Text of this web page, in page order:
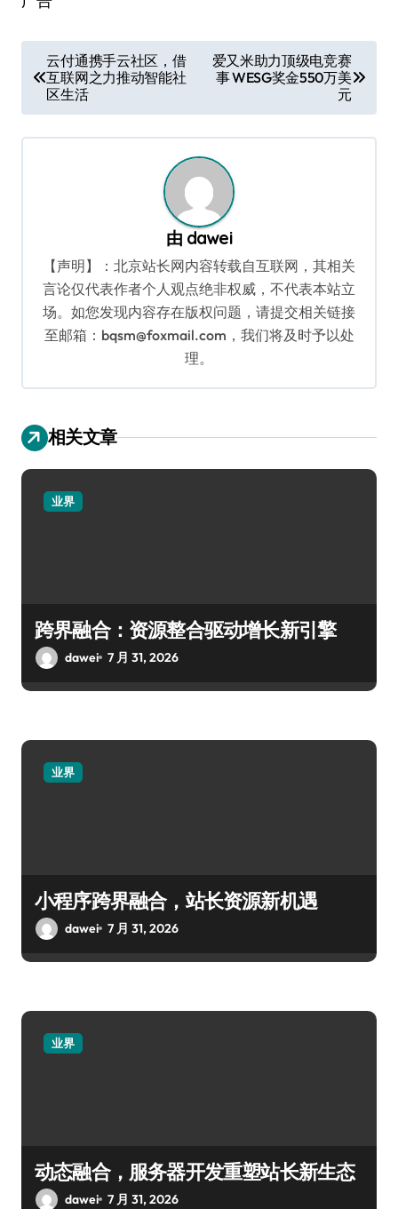
章
导
航
云付通携手云社区，借
互联网之力推动智能社
区生活
爱又米助力顶级电竞赛
事 WESG奖金550万美
元
由 dawei
【声明】：北京站长网内容转载自互联网，其相关
言论仅代表作者个人观点绝非权威，不代表本站立
场。如您发现内容存在版权问题，请提交相关链接
至邮箱：bqsm@foxmail.com，我们将及时予以处
理。
相关文章
业界
跨界融合：资源整合驱动增长新引擎
dawei 7 月 31, 2026
业界
小程序跨界融合，站长资源新机遇
dawei 7 月 31, 2026
业界
动态融合，服务器开发重塑站长新生态
dawei 7 月 31, 2026